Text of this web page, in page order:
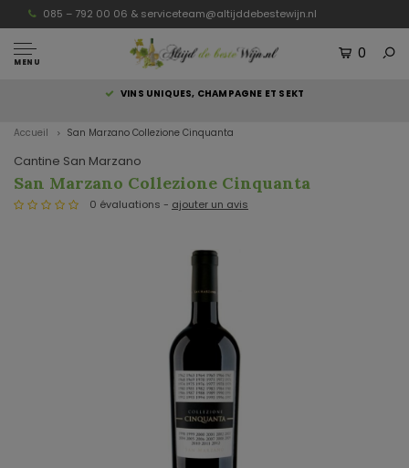
085 – 792 00 06 & serviceteam@altijddebestewijn.nl
MENU
0
VINS UNIQUES, CHAMPAGNE ET SEKT
Accueil San Marzano Collezione Cinquanta
Cantine San Marzano
San Marzano Collezione Cinquanta
0 évaluations - ajouter un avis